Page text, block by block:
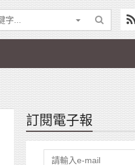
訂閱電子報